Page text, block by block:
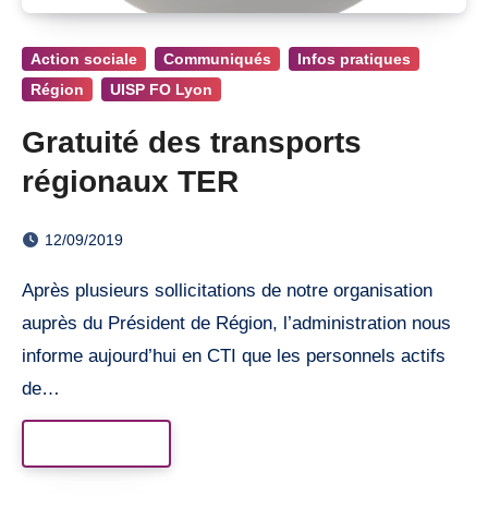
Action sociale Communiqués
Infos pratiques
Région
UISP FO Lyon
Gratuité des transports
régionaux TER
12/09/2019
Après plusieurs sollicitations de notre organisation
auprès du Président de Région, l’administration nous
informe aujourd’hui en CTI que les personnels actifs
de…